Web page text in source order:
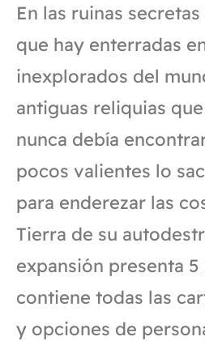
En las ruinas
que hay enterradas
inexplorados del
antiguas reliquias
nunca debía
pocos valientes lo
para enderezar las
Tierra de su
expansión presenta
contiene todas las
y opciones de